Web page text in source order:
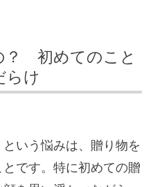
？ 初めてのこと
らけ
という悩みは、贈り物を
です。特に初めての贈